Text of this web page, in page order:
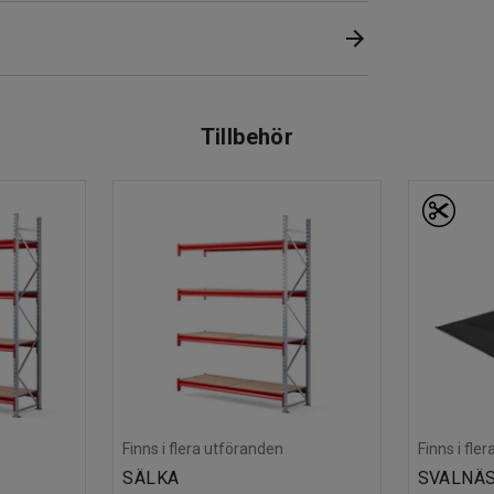
hyllplan och bärbalkar om du behöver
säljs separat.
Tillbehör
Finns i flera utföranden
SÄLKA
Finns i
SVALNÄS